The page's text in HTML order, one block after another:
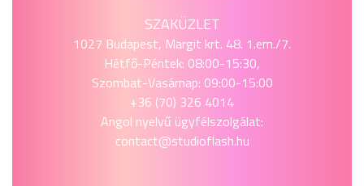
SZAKÜZLET
1027 Budapest, Margit krt. 48. 1.em./7.
Hétfő-Péntek: 08:00-15:30,
Szombat-Vasárnap: 09:00-15:00
+36 (70) 326 4014
Angol nyelvű ügyfélszolgálat:
contact@studioflash.hu